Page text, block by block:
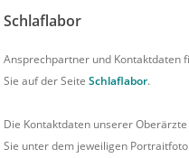
Schlaflabor
Ansprechpartner und Kontaktdaten
Sie auf der Seite Schlaflabor.
Die Kontaktdaten unserer
Sie unter dem jeweiligen